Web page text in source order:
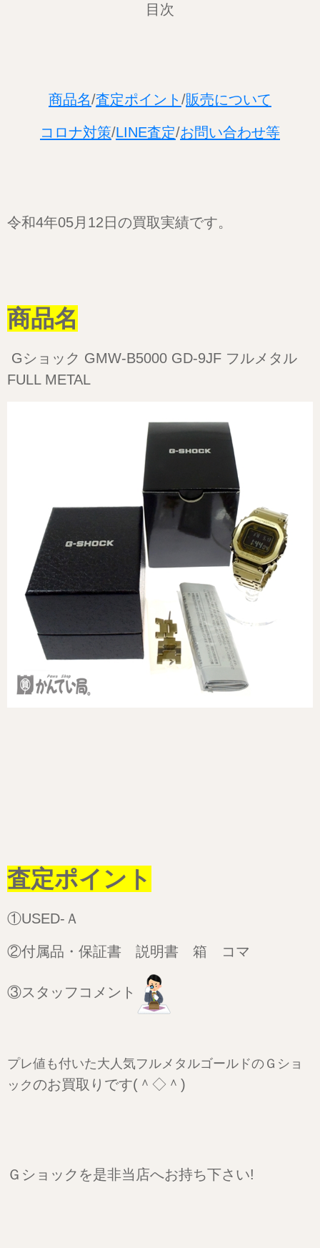
目次
商品名/査定ポイント /販売について
コロナ対策/LINE査定/お問い合わせ等
令和4年05月12日の買取実績です。
商品名
Gショック GMW-B5000 GD-9JF フルメタル
FULL METAL
査定ポイント
①USED-Ａ
②付属品・保証書 説明書 箱 コマ
③スタッフコメント
プレ値も付いた大人気フルメタルゴールドのＧショ
ックのお買取りです(＾◇＾)
Ｇショックを是非当店へお持ち下さい!